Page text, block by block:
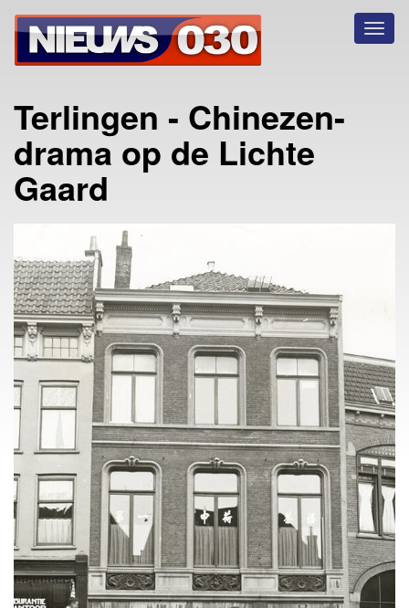
Terlingen - Chinezen-
drama op de Lichte
Gaard